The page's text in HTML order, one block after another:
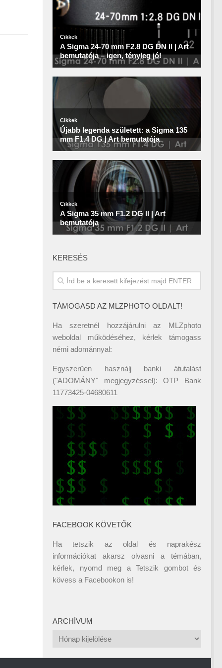
KERESÉS
TÁMOGASD AZ MLZPHOTO OLDALT!
Ha szeretnél hozzájárulni az MLZphoto
weboldal működéséhez, kérlek támogass
némi adománnyal:
Egyszerűen használj banki átutalást
("ADOMÁNY" megjegyzéssel): OTP Bank
11773425-04680611
FACEBOOK KÖVETŐK
Ha tetszik az oldal és naprakész
információkat akarsz olvasni a témában,
kérlek, nyomd meg a Tetszik gombot és
kövess a Facebookon is!
ARCHÍVUM
Archívum